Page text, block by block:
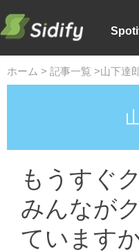
ホーム > 記事一覧 >山下達
もうすぐ
みんなが
ています